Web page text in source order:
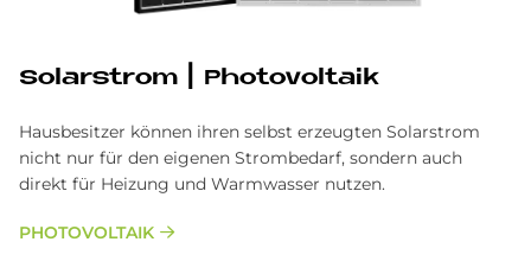
Solarstrom | Photovoltaik
Hausbesitzer können ihren selbst erzeugten Solarstrom
nicht nur für den eigenen Strombedarf, sondern auch
direkt für Heizung und Warmwasser nutzen.
PHO­TO­VOL­TA­IK